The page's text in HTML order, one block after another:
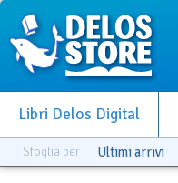
Libri Delos Digital
Sfoglia per Ultimi arrivi